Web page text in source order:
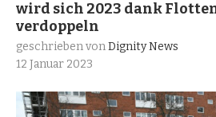
wird sich 2023 dank
verdoppeln
geschrieben vonDignity News
12 Januar 2023